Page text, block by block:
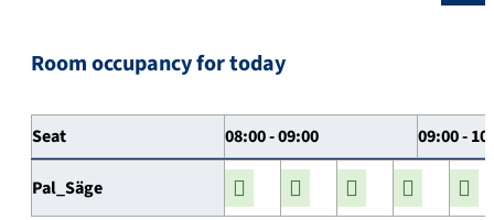
Room occupancy for today
Seat 08:00 - 09:00 09:00 -
Pal_Säge